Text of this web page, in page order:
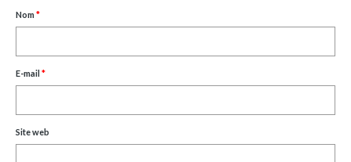
Nom*
E-mail*
Site web